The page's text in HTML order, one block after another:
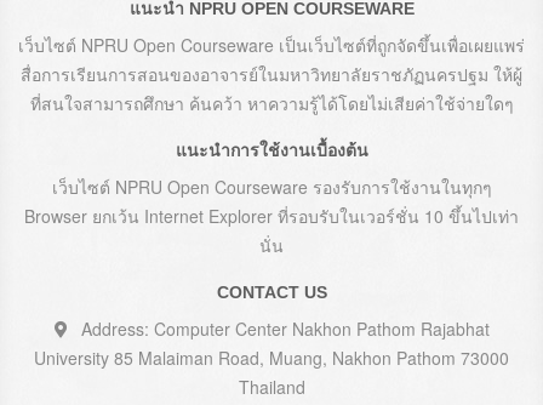
แนะนำ NPRU OPEN COURSEWARE
เว็บไซต์ NPRU Open Courseware เป็นเว็บไซต์ที่ถูกจัดขึ้นเพื่อเผยแพร่
สื่อการเรียนการสอนของอาจารย์ในมหาวิทยาลัยราชภัฏนครปฐม ให้ผู้
ที่สนใจสามารถศึกษา ค้นคว้า หาความรู้ได้โดยไม่เสียค่าใช้จ่ายใดๆ
แนะนำการใช้งานเบื้องต้น
เว็บไซต์ NPRU Open Courseware รองรับการใช้งานในทุกๆ
Browser ยกเว้น Internet Explorer ที่รอบรับในเวอร์ชั่น 10 ขึ้นไปเท่า
นั่น
CONTACT US
Address: Computer Center Nakhon Pathom Rajabhat
University 85 Malaiman Road, Muang, Nakhon Pathom 73000
Thailand